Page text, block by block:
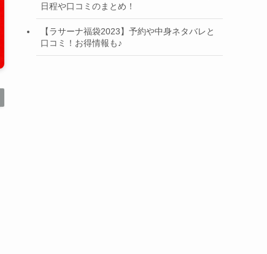
日程や口コミのまとめ！
【ラサーナ福袋2023】予約や中身ネタバレと
口コミ！お得情報も♪